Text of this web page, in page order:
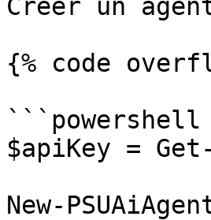
Créer un
{% code
```powershell
$apiKey =
New-